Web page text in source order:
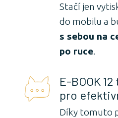
Stačí jen
do mobilu a
s sebou na
po ruce.
E-BOOK
pro
Díky tomuto